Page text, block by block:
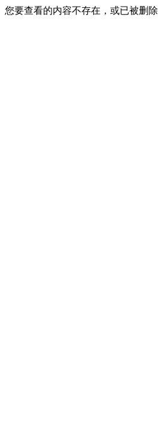
您要查看的内容不存在，或已被删除